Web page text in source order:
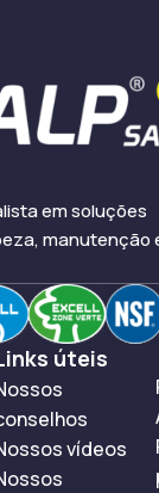
em soluções
manutenção
úteis
vídeos